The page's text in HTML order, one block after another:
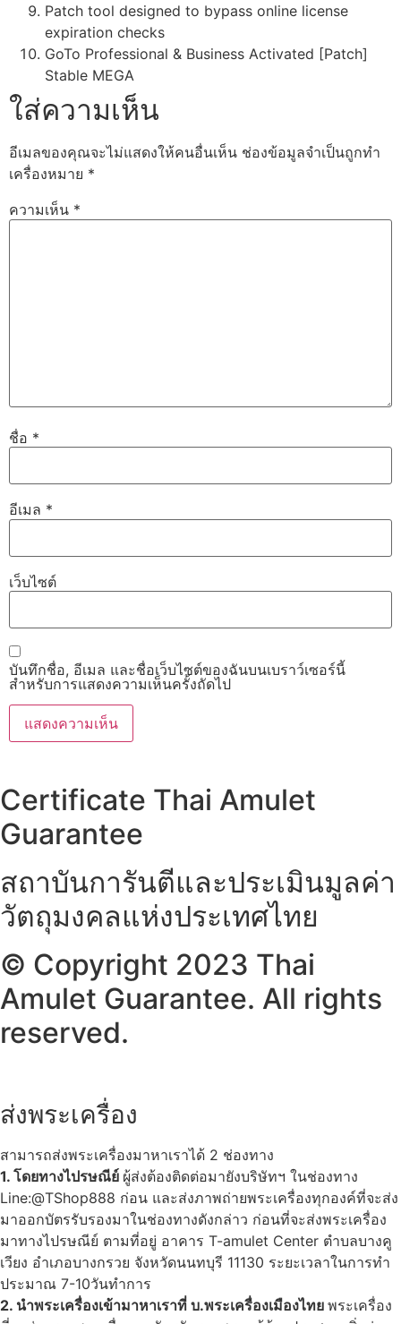
Patch tool designed to bypass online license
expiration checks
GoTo Professional & Business Activated [Patch]
Stable MEGA
ใส่ความเห็น
อีเมลของคุณจะไม่แสดงให้คนอื่นเห็น ช่องข้อมูลจำเป็นถูกทำ
เครื่องหมาย *
ความเห็น *
ชื่อ *
อีเมล *
เว็บไซต์
บันทึกชื่อ, อีเมล และชื่อเว็บไซต์ของฉันบนเบราว์เซอร์นี้
สำหรับการแสดงความเห็นครั้งถัดไป
Certificate Thai Amulet
Guarantee
สถาบันการันตีและประเมินมูลค่า
วัตถุมงคลแห่งประเทศไทย
© Copyright 2023 Thai
Amulet Guarantee. All rights
reserved.
ส่งพระเครื่อง
สามารถส่งพระเครื่องมาหาเราได้ 2 ช่องทาง
1. โดยทางไปรษณีย์ ผู้ส่งต้องติดต่อมายังบริษัทฯ ในช่องทาง
Line:@TShop888 ก่อน และส่งภาพถ่ายพระเครื่องทุกองค์ที่จะส่ง
มาออกบัตรรับรองมาในช่องทางดังกล่าว ก่อนที่จะส่งพระเครื่อง
มาทางไปรษณีย์ ตามที่อยู่ อาคาร T-amulet Center ตำบลบางคู
เวียง อำเภอบางกรวย จังหวัดนนทบุรี 11130 ระยะเวลาในการทำ
ประมาณ 7-10วันทำการ
2. นำพระเครื่องเข้ามาหาเราที่ บ.พระเครื่องเมืองไทย พระเครื่อง